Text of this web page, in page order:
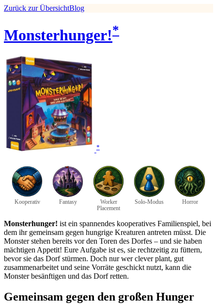
Zurück zur ÜbersichtBlog
Monsterhunger!*
*
Kooperativ Fantasy
Worker
Placement
Solo-Modus Horror
Monsterhunger! ist ein spannendes kooperatives Familienspiel, bei
dem ihr gemeinsam gegen hungrige Kreaturen antreten müsst. Die
Monster stehen bereits vor den Toren des Dorfes – und sie haben
mächtigen Appetit! Eure Aufgabe ist es, sie rechtzeitig zu füttern,
bevor sie das Dorf stürmen. Doch nur wer clever plant, gut
zusammenarbeitet und seine Vorräte geschickt nutzt, kann die
Monster besänftigen und das Dorf retten.
Gemeinsam gegen den großen Hunger